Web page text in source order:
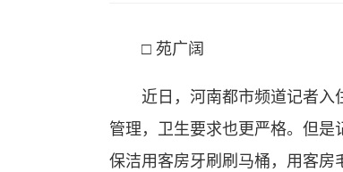
□ 苑广阔
近日，河南都市频道记者入
管理，卫生要求也更严格。但是
保洁用客房牙刷刷马桶，用客房